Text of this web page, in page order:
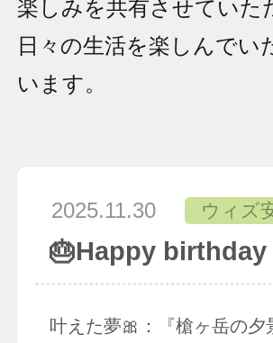
楽しみを共有させていた
日々の生活を楽しんで
います。
2025.11.30 ウィズ
🎂Happy
叶えた夢🎀：『槍ヶ岳の